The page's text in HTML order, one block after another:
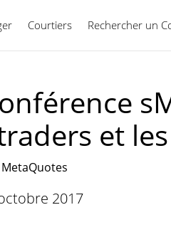
Courtiers Rechercher un
Français
et
MetaQuotes
2017